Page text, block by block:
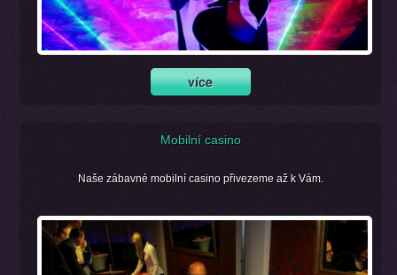
Mobilní casino
Naše zábavné mobilní casino přivezeme až k Vám.